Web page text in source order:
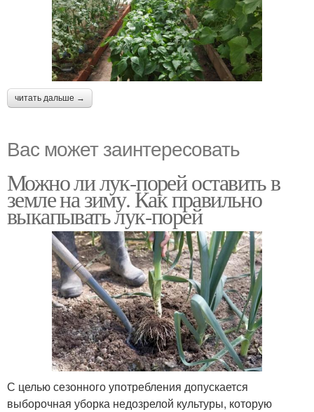
читать дальше →
Вас может заинтересовать
Можно ли лук-порей оставить в
земле на зиму. Как правильно
выкапывать лук-порей
С целью сезонного употребления допускается
выборочная уборка недозрелой культуры, которую